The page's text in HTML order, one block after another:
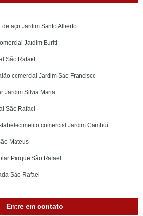
aço Jardim Santo Alberto
Jardim Buriti
São Rafael
comercial Jardim São Francisco
Jardim Silvia Maria
São Rafael
comercial Jardim Cambuí
Mateus
Parque São Rafael
São Rafael
Entre em contato